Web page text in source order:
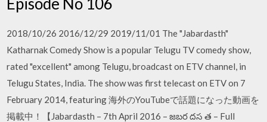
2018/10/26 2016/12/29 2019/11/01 The "Jabardasth"
Katharnak Comedy Show is a popular Telugu TV comedy show,
rated "excellent" among Telugu, broadcast on ETV channel, in
Telugu States, India. The show was first telecast on ETV on 7
February 2014, featuring 海外のYouTubeで話題になった動画を
掲載中！【Jabardasth – 7th April 2016 – జబర దస త – Full